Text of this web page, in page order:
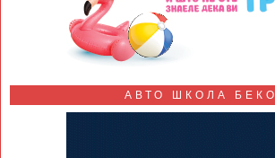
АВТО ШКОЛА БЕКО